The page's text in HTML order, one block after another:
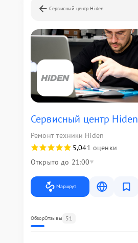
Сервисный центр Hiden
Сервисный центр Hiden
Ремонт техники Hiden
5,041 оценки
Открыто до 21:00
Маршрут
ОбзорОтзывы 51